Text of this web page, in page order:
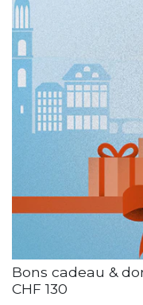
Bons cadeau &
CHF 130